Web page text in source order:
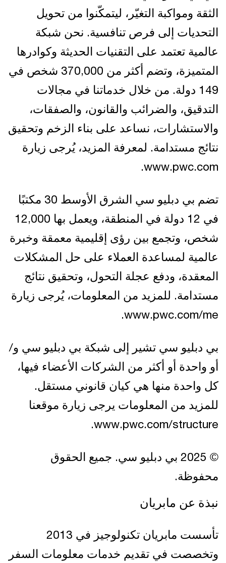
الثقة ومواكبة التغيّر، ليتمكّنوا من تحويل
التحديات إلى فرص تنافسية. نحن شبكة
عالمية تعتمد على التقنيات الحديثة وكوادرها
المتميزة، وتضم أكثر من 370,000 شخص في
149 دولة. من خلال خدماتنا في مجالات
التدقيق، والضرائب والقانون، والصفقات،
والاستشارات، نساعد على بناء الزخم وتحقيق
نتائج مستدامة. لمعرفة المزيد، يُرجى زيارة
www.pwc.com.
تضم بي دبليو سي الشرق الأوسط 30 مكتبًا
في 12 دولة في المنطقة، ويعمل بها 12,000
شخص، وتجمع بين رؤى إقليمية معمقة وخبرة
عالمية لمساعدة العملاء على حل المشكلات
المعقدة، ودفع عجلة التحول، وتحقيق نتائج
مستدامة. للمزيد من المعلومات، يُرجى زيارة
www.pwc.com/me.
بي دبليو سي تشير إلى شبكة بي دبليو سي و/
أو واحدة أو أكثر من الشركات الأعضاء فيها،
كل واحدة منها هي كيان قانوني مستقل.
للمزيد من المعلومات يرجى زيارة موقعنا
www.pwc.com/structure.
© 2025 بي دبليو سي. جميع الحقوق
محفوظة.
نبذة عن مابريان
تأسست مابريان تكنولوجيز في 2013
وتخصصت في تقديم خدمات معلومات السفر